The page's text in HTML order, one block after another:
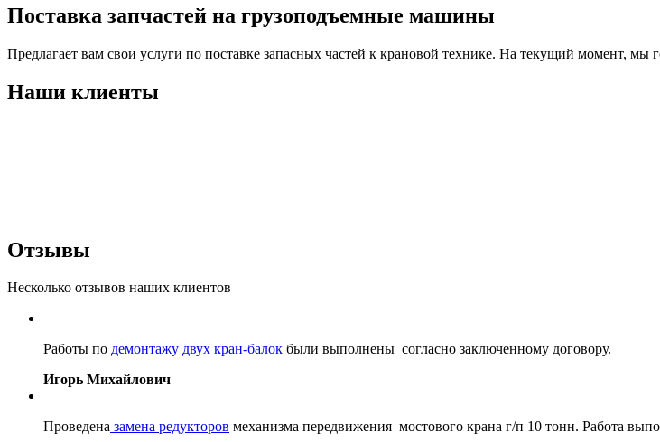
Поставка запчастей на грузоподъемные машины
Предлагает вам свои услуги по поставке запасных частей к крановой технике. На текущий момент,
Наши клиенты
Отзывы
Несколько отзывов наших клиентов
Работы по демонтажу двух кран-балок были выполнены согласно заключенному договору.
Игорь Михайлович
Проведена замена редукторов механизма передвижения мостового крана г/п 10 тонн. Работа